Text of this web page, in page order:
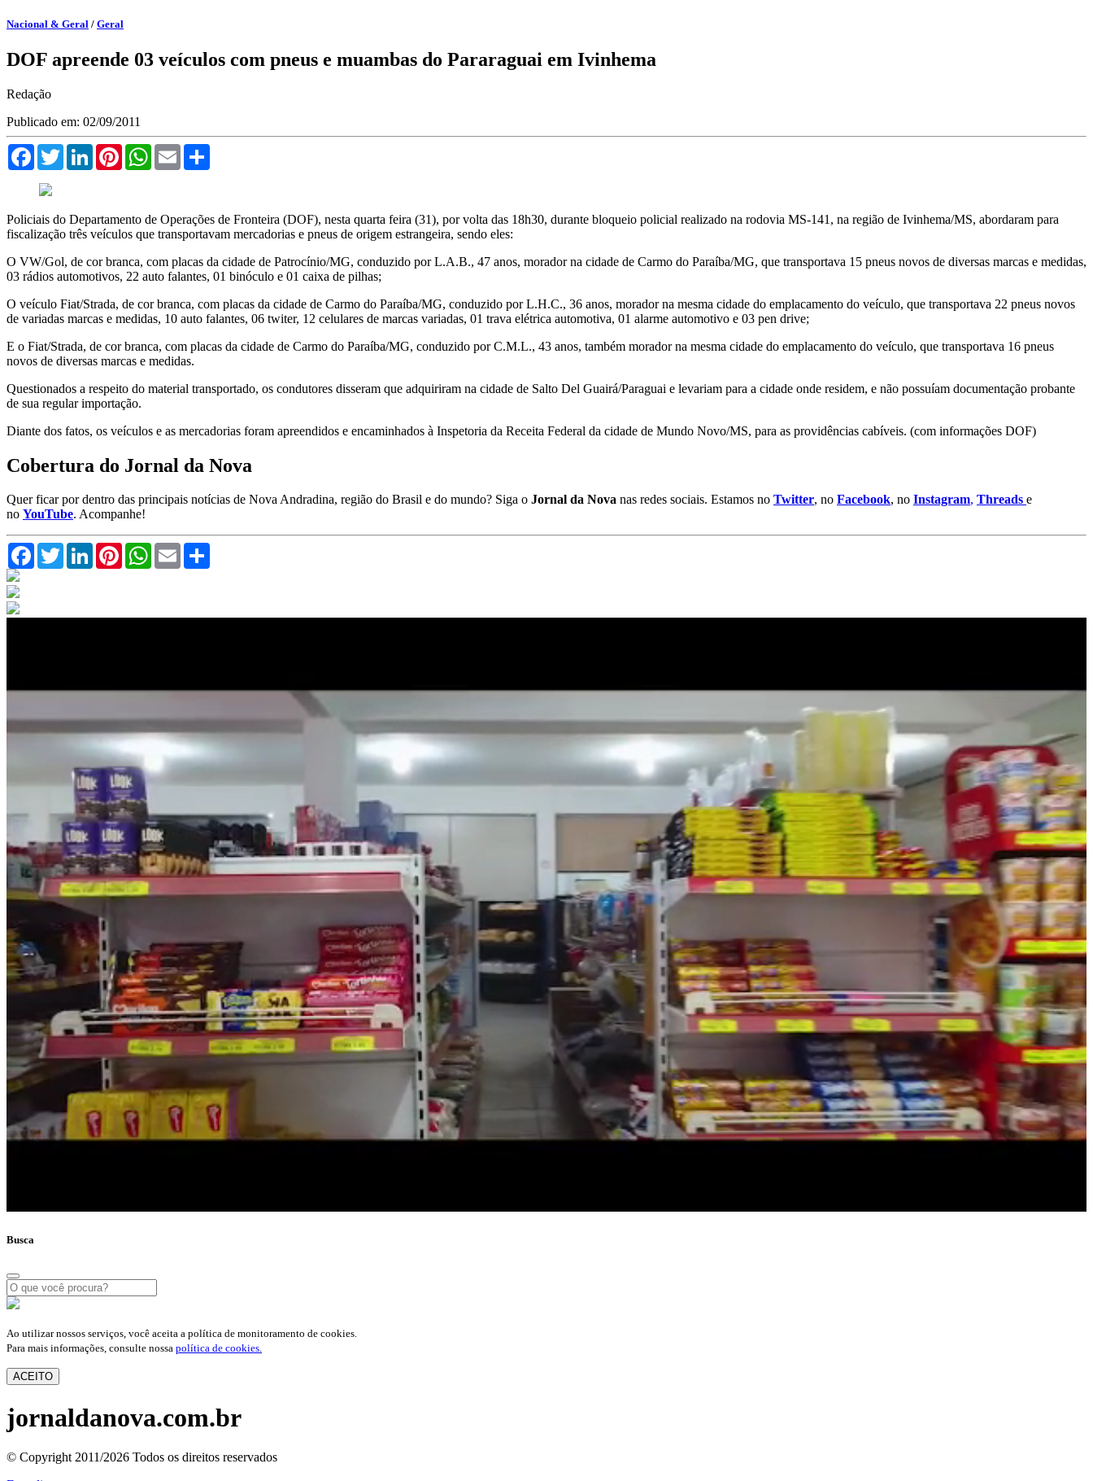
Nacional & Geral / Geral
DOF apreende 03 veículos com pneus e muambas do Pararaguai em Ivinhema
Redação
Publicado em: 02/09/2011
FacebookTwitterLinkedInPinterestWhatsApp
Email
Policiais do Departamento de Operações de Fronteira (DOF), nesta quarta feira (31), por volta das 18h30, durante bloqueio policial realizado na rodovia MS-141, na região de Ivinhema/MS, abordaram para
fiscalização três veículos que transportavam mercadorias e pneus de origem estrangeira, sendo eles:
O VW/Gol, de cor branca, com placas da cidade de Patrocínio/MG, conduzido por L.A.B., 47 anos, morador na cidade de Carmo do Paraíba/MG, que transportava 15 pneus novos de diversas marcas e medidas,
03 rádios automotivos, 22 auto falantes, 01 binóculo e 01 caixa de pilhas;
O veículo Fiat/Strada, de cor branca, com placas da cidade de Carmo do Paraíba/MG, conduzido por L.H.C., 36 anos, morador na mesma cidade do emplacamento do veículo, que transportava 22 pneus novos
de variadas marcas e medidas, 10 auto falantes, 06 twiter, 12 celulares de marcas variadas, 01 trava elétrica automotiva, 01 alarme automotivo e 03 pen drive;
E o Fiat/Strada, de cor branca, com placas da cidade de Carmo do Paraíba/MG, conduzido por C.M.L., 43 anos, também morador na mesma cidade do emplacamento do veículo, que transportava 16 pneus
novos de diversas marcas e medidas.
Questionados a respeito do material transportado, os condutores disseram que adquiriram na cidade de Salto Del Guairá/Paraguai e levariam para a cidade onde residem, e não possuíam documentação probante
de sua regular importação.
Diante dos fatos, os veículos e as mercadorias foram apreendidos e encaminhados à Inspetoria da Receita Federal da cidade de Mundo Novo/MS, para as providências cabíveis. (com informações DOF)
Cobertura do Jornal da Nova
Quer ficar por dentro das principais notícias de Nova Andradina, região do Brasil e do mundo? Siga o Jornal da Nova nas redes sociais. Estamos no Twitter, no Facebook, no Instagram, Threads e
no YouTube. Acompanhe!
FacebookTwitterLinkedInPinterestWhatsApp
Email
Busca
Ao utilizar nossos serviços, você aceita a política de monitoramento de cookies.
Para mais informações, consulte nossa política de cookies.
ACEITO
jornaldanova.com.br
© Copyright 2011/2026 Todos os direitos reservados